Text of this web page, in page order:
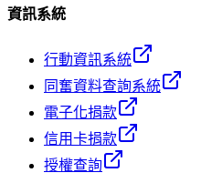
資訊系統
行動資訊系統
同奮資料查詢系統
電子化捐款
信用卡捐款
授權查詢